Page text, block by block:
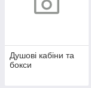
Душові кабіни та
бокси